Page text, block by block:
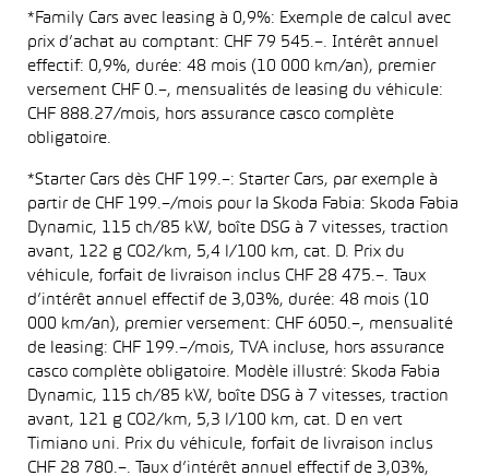
*Family Cars avec leasing à 0,9%: Exemple de calcul avec
prix d’achat au comptant: CHF 79 545.–. Intérêt annuel
effectif: 0,9%, durée: 48 mois (10 000 km/an), premier
versement CHF 0.–, mensualités de leasing du véhicule:
CHF 888.27/mois, hors assurance casco complète
obligatoire.
*Starter Cars dès CHF 199.–: Starter Cars, par exemple à
partir de CHF 199.–/mois pour la Skoda Fabia: Skoda Fabia
Dynamic, 115 ch/85 kW, boîte DSG à 7 vitesses, traction
avant, 122 g CO2/km, 5,4 l/100 km, cat. D. Prix du
véhicule, forfait de livraison inclus CHF 28 475.–. Taux
d’intérêt annuel effectif de 3,03%, durée: 48 mois (10
000 km/an), premier versement: CHF 6050.–, mensualité
de leasing: CHF 199.–/mois, TVA incluse, hors assurance
casco complète obligatoire. Modèle illustré: Skoda Fabia
Dynamic, 115 ch/85 kW, boîte DSG à 7 vitesses, traction
avant, 121 g CO2/km, 5,3 l/100 km, cat. D en vert
Timiano uni. Prix du véhicule, forfait de livraison inclus
CHF 28 780.–. Taux d’intérêt annuel effectif de 3,03%,